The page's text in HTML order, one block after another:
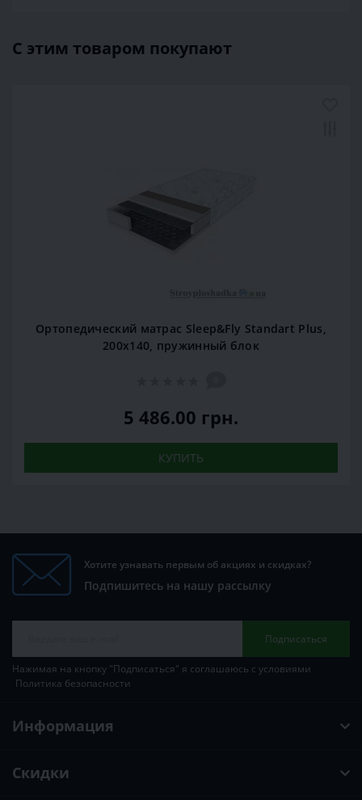
С этим товаром покупают
Ортопедический матрас Sleep&Fly Standart Plus,
200x140, пружинный блок
5 486.00 грн.
КУПИТЬ
Хотите узнавать первым об акциях и скидках?
Подпишитесь на нашу рассылку
Подписаться
Нажимая на кнопку "Подписаться" я соглашаюсь с условиями
Политика безопасности
Информация
Скидки